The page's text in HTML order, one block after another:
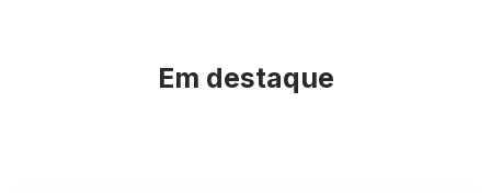
Em destaque